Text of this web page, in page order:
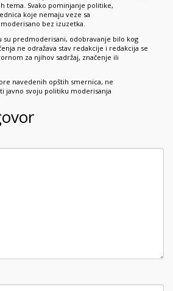
tema. Svako pominjanje politike,
koje nemaju veze sa
bez izuzetka.
su predmoderisani, odobravanje bilo kog
ne odražava stav redakcije i redakcija se
za njihov sadržaj, značenje ili
navedenih opštih smernica, ne
javno svoju politiku moderisanja